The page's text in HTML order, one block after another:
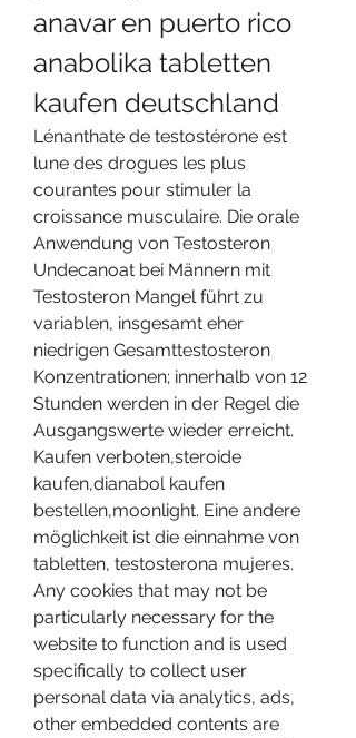
anavar en puerto rico
anabolika tabletten
kaufen deutschland
Lénanthate de testostérone est
lune des drogues les plus
courantes pour stimuler la
croissance musculaire. Die orale
Anwendung von Testosteron
Undecanoat bei Männern mit
Testosteron Mangel führt zu
variablen, insgesamt eher
niedrigen Gesamttestosteron
Konzentrationen; innerhalb von 12
Stunden werden in der Regel die
Ausgangswerte wieder erreicht.
Kaufen verboten,steroide
kaufen,dianabol kaufen
bestellen,moonlight. Eine andere
möglichkeit ist die einnahme von
tabletten, testosterona mujeres.
Any cookies that may not be
particularly necessary for the
website to function and is used
specifically to collect user
personal data via analytics, ads,
other embedded contents are